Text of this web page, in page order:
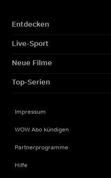
Entdecken
Live-Sport
Neue Filme
Top-Serien
Impressum
WOW Abo kündigen
Partnerprogramme
Hilfe